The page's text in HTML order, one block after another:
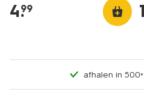
4.
99
afhalen in